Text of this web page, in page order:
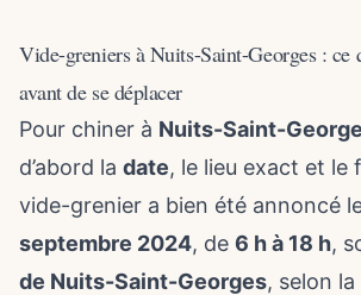
Vide-greniers à Nuits-Saint-Georges : ce
avant de se déplacer
Pour chiner à Nuits-Saint-
d’abord la date, le lieu exact et le
vide-grenier a bien été annoncé
septembre 2024, de 6 h à 18 h,
de Nuits-Saint-Georges, selon la